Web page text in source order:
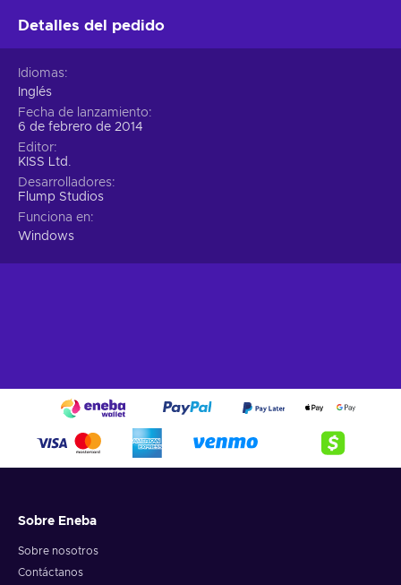
Detalles del pedido
Idiomas
Inglés
Fecha de lanzamiento
6 de febrero de 2014
Editor
KISS Ltd.
Desarrolladores
Flump Studios
Funciona en
Windows
Sobre Eneba
Sobre nosotros
Contáctanos